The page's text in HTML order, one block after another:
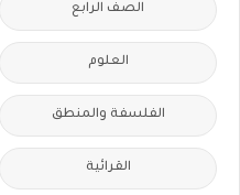
الصف الرابع
العلوم
الفلسفة والمنطق
القرائية